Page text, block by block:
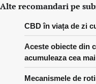
Alte recomandari pe
CBD în viața de zi
Aceste obiecte din
acumuleaza cea
Mecanismele de